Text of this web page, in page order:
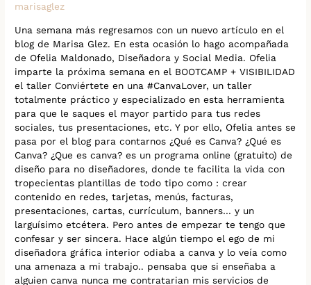
marisaglez
Una semana más regresamos con un nuevo artículo en el
blog de Marisa Glez. En esta ocasión lo hago acompañada
de Ofelia Maldonado, Diseñadora y Social Media. Ofelia
imparte la próxima semana en el BOOTCAMP + VISIBILIDAD
el taller Conviértete en una #CanvaLover, un taller
totalmente práctico y especializado en esta herramienta
para que le saques el mayor partido para tus redes
sociales, tus presentaciones, etc. Y por ello, Ofelia antes se
pasa por el blog para contarnos ¿Qué es Canva? ¿Qué es
Canva? ¿Que es canva? es un programa online (gratuito) de
diseño para no diseñadores, donde te facilita la vida con
tropecientas plantillas de todo tipo como : crear
contenido en redes, tarjetas, menús, facturas,
presentaciones, cartas, currículum, banners… y un
larguísimo etcétera. Pero antes de empezar te tengo que
confesar y ser sincera. Hace algún tiempo el ego de mi
diseñadora gráfica interior odiaba a canva y lo veía como
una amenaza a mi trabajo.. pensaba que si enseñaba a
alguien canva nunca me contratarian mis servicios de